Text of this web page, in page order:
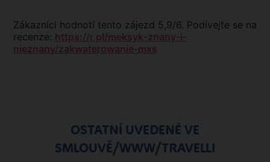
Zákazníci hodnotí tento zájezd 5,9/6. Podívejte se na
recenze: https://r.pl/meksyk-znany-i-
nieznany/zakwaterowanie-mxs
OSTATNÍ UVEDENÉ VE
SMLOUVĚ/WWW/TRAVELLI